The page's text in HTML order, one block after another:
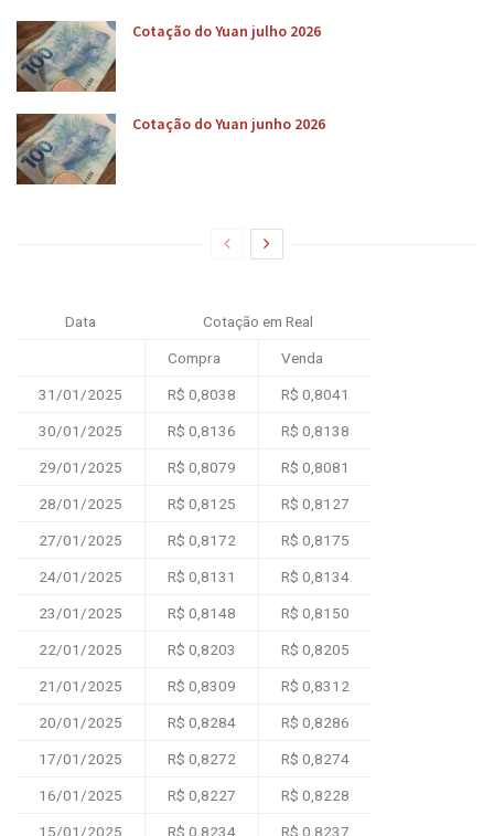
Cotação do Yuan julho 2026
Cotação do Yuan junho 2026
Data Cotação em Real
Compra Venda
31/01/2025 R$ 0,8038 R$ 0,8041
30/01/2025 R$ 0,8136 R$ 0,8138
29/01/2025 R$ 0,8079 R$ 0,8081
28/01/2025 R$ 0,8125 R$ 0,8127
27/01/2025 R$ 0,8172 R$ 0,8175
24/01/2025 R$ 0,8131 R$ 0,8134
23/01/2025 R$ 0,8148 R$ 0,8150
22/01/2025 R$ 0,8203 R$ 0,8205
21/01/2025 R$ 0,8309 R$ 0,8312
20/01/2025 R$ 0,8284 R$ 0,8286
17/01/2025 R$ 0,8272 R$ 0,8274
16/01/2025 R$ 0,8227 R$ 0,8228
15/01/2025 R$ 0,8234 R$ 0,8237